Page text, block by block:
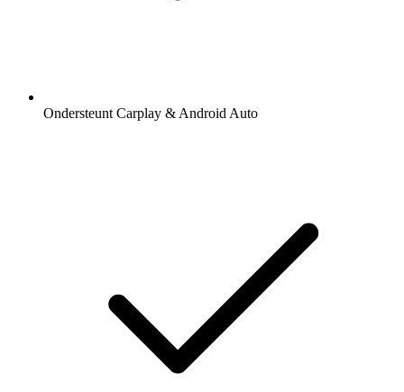
Ondersteunt Carplay & Android Auto